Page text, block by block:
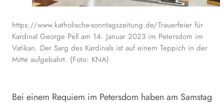
https://www.katholische-sonntagszeitung.de/Trauerfeier für
Kardinal George Pell am 14. Januar 2023 im Petersdom im
Vatikan. Der Sarg des Kardinals ist auf einem Teppich in der
Mitte aufgebahrt. (Foto: KNA)
Bei einem Requiem im Petersdom haben am Samstag